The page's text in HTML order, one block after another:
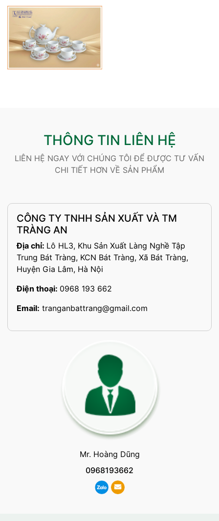
THÔNG TIN LIÊN HỆ
LIÊN HỆ NGAY VỚI CHÚNG TÔI ĐỂ ĐƯỢC TƯ VẤN
CHI TIẾT HƠN VỀ SẢN PHẨM
CÔNG TY TNHH SẢN XUẤT VÀ TM
TRÀNG AN
Địa chỉ: Lô HL3, Khu Sản Xuất Làng Nghề Tập
Trung Bát Tràng, KCN Bát Tràng, Xã Bát Tràng,
Huyện Gia Lâm, Hà Nội
Điện thoại: 0968 193 662
Email: tranganbattrang@gmail.com
Mr. Hoàng Dũng
0968193662